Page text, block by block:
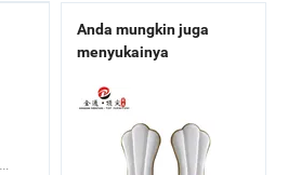
Anda mungkin juga
menyukainya